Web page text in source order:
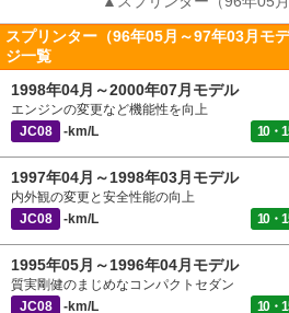
スプリンター（96年05月～97年03月モ
ジ一覧
1998年04月～2000年07月モデル
エンジンの変更など機能性を向上
JC08
-km/L 10・
1997年04月～1998年03月モデル
内外観の変更と安全性能の向上
JC08
-km/L 10・
1995年05月～1996年04月モデル
質実剛健のまじめなコンパクトセダン
JC08
-km/L 10・